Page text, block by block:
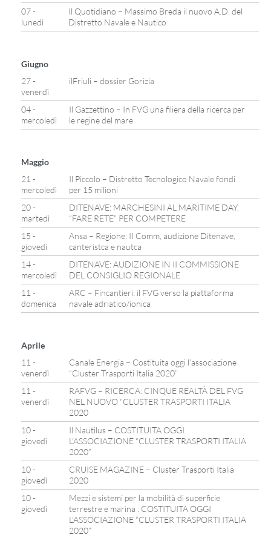
07 -
lunedì
Il Quotidiano – Massimo Breda il nuovo A.D. del
Distretto Navale e Nautico
Giugno
27 -
venerdì
ilFriuli – dossier Gorizia
04 -
mercoledì
Il Gazzettino – In FVG una filiera della ricerca per
le regine del mare
Maggio
21 -
mercoledì
Il Piccolo – Distretto Tecnologico Navale fondi
per 15 milioni
20 -
martedì
DITENAVE: MARCHESINI AL MARITIME DAY,
“FARE RETE” PER COMPETERE
15 -
giovedì
Ansa – Regione: II Comm, audizione Ditenave,
canteristca e nautca
14 -
mercoledì
DITENAVE: AUDIZIONE IN II COMMISSIONE
DEL CONSIGLIO REGIONALE
11 -
domenica
ARC – Fincantieri: il FVG verso la piattaforma
navale adriatico/ionica
Aprile
11 -
venerdì
Canale Energia – Costituita oggi l’associazione
“Cluster Trasporti Italia 2020”
11 -
venerdì
RAFVG – RICERCA: CINQUE REALTÀ DEL FVG
NEL NUOVO “CLUSTER TRASPORTI ITALIA
2020
10 -
giovedì
Il Nautilus – COSTITUITA OGGI
L’ASSOCIAZIONE “CLUSTER TRASPORTI ITALIA
2020”
10 -
giovedì
CRUISE MAGAZINE – Cluster Trasporti Italia
2020
10 -
giovedì
Mezzi e sistemi per la mobilità di superficie
terrestre e marina : COSTITUITA OGGI
L’ASSOCIAZIONE “CLUSTER TRASPORTI ITALIA
2020”